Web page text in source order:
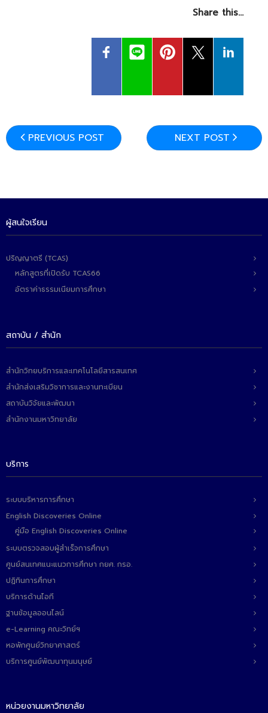
- โครงการบริหารจัดการพื้นที่ 10 ไร่ ด้านหลังโรงสีข้าว
- โครงการส่งเสริมการปลูกกล้วยเล็บมือนางฯ
ติดต่อเรา
Share this…
PREVIOUS POST NEXT POST
ผู้สนใจเรียน
ปริญญาตรี (TCAS)
หลักสูตรที่เปิดรับ TCAS66
อัตราค่าธรรมเนียมการศึกษา
สถาบัน / สำนัก
สำนักวิทยบริการและเทคโนโลยีสารสนเทศ
สำนักส่งเสริมวิชาการและงานทะเบียน
สถาบันวิจัยและพัฒนา
สำนักงานมหาวิทยาลัย
บริการ
ระบบบริหารการศึกษา
English Discoveries Online
คู่มือ English Discoveries Online
ระบบตรวจสอบผู้สำเร็จการศึกษา
ศูนย์สนเทศแนะแนวการศึกษา กยศ. กรอ.
ปฏิทินการศึกษา
บริการด้านไอที
ฐานข้อมูลออนไลน์
e-Learning คณะวิทย์ฯ
หอพักศูนย์วิทยาศาสตร์
บริการศูนย์พัฒนาทุนมนุษย์
หน่วยงานมหาวิทยาลัย